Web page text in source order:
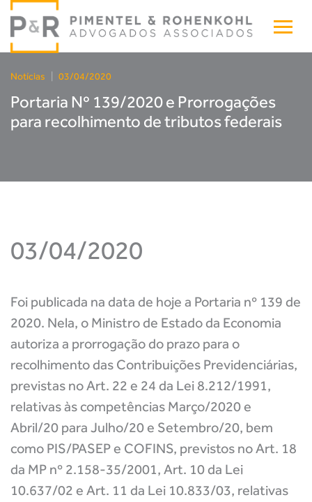
Notícias 03/04/2020
Portaria Nº 139/2020 e Prorrogações
para recolhimento de tributos federais
03/04/2020
Foi publicada na data de hoje a Portaria nº 139 de
2020. Nela, o Ministro de Estado da Economia
autoriza a prorrogação do prazo para o
recolhimento das Contribuições Previdenciárias,
previstas no Art. 22 e 24 da Lei 8.212/1991,
relativas às competências Março/2020 e
Abril/20 para Julho/20 e Setembro/20, bem
como PIS/PASEP e COFINS, previstos no Art. 18
da MP nº 2.158-35/2001, Art. 10 da Lei
10.637/02 e Art. 11 da Lei 10.833/03, relativas